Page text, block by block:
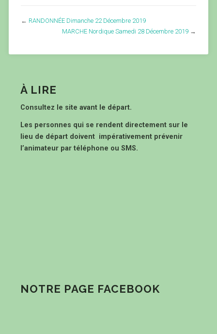
← RANDONNÉE Dimanche 22 Décembre 2019
MARCHE Nordique Samedi 28 Décembre 2019 →
À LIRE
Consultez le site avant le départ.
Les personnes qui se rendent directement sur le
lieu de départ doivent impérativement prévenir
l’animateur par téléphone ou SMS.
NOTRE PAGE FACEBOOK